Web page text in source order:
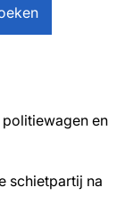
en
schietpartij na